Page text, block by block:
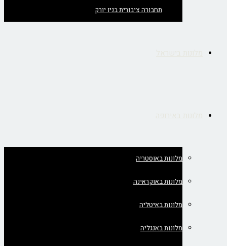
תחבורה ציבורית בניו יורק
מלונות באוסטריה
מלונות באוקראינה
מלונות באיטליה
מלונות באנגליה